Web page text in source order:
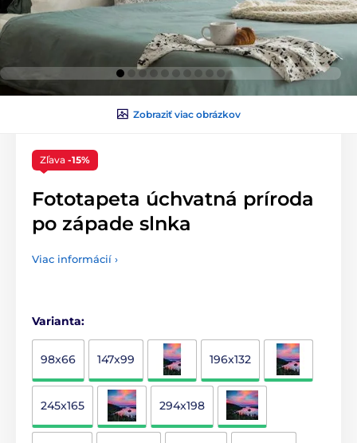
Zobraziť viac obrázkov
Zľava -15%
Fototapeta úchvatná príroda
po západe slnka
Viac informácií ›
Varianta:
98x66 147x99 196x132
245x165 294x198